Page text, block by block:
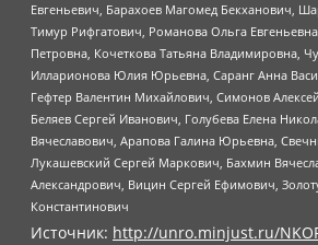
Евгеньевич, Барахоев Магомед Бекханович,
Тимур Рифгатович, Романова Ольга
Петровна, Кочеткова Татьяна Владимировна,
Илларионова Юлия Юрьевна, Саранг Анна
Гефтер Валентин Михайлович, Симонов
Беляев Сергей Иванович, Голубева Елена
Вячеславович, Арапова Галина Юрьевна,
Лукашевский Сергей Маркович, Бахмин
Александрович, Вицин Сергей Ефимович,
Константинович
Источник: http://unro.minjust.ru/